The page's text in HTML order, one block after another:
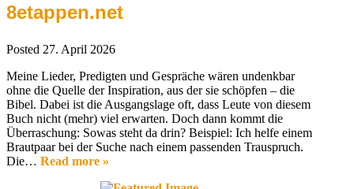
8etappen.net
Posted 27. April 2026
Meine Lieder, Predigten und Gespräche wären undenkbar
ohne die Quelle der Inspiration, aus der sie schöpfen – die
Bibel. Dabei ist die Ausgangslage oft, dass Leute von diesem
Buch nicht (mehr) viel erwarten. Doch dann kommt die
Überraschung: Sowas steht da drin? Beispiel: Ich helfe einem
Brautpaar bei der Suche nach einem passenden Trauspruch.
Die… Read more »